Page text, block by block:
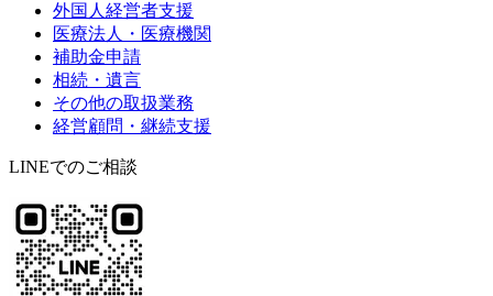
外国人経営者支援
医療法人・医療機関
補助金申請
相続・遺言
その他の取扱業務
経営顧問・継続支援
LINEでのご相談